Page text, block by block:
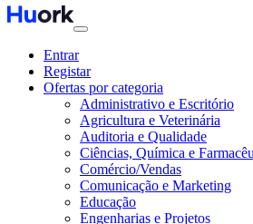
Entrar
Registar
Ofertas por categoria
Administrativo e Escritório
Agricultura e Veterinária
Auditoria e Qualidade
Ciências, Química e
Comércio/Vendas
Comunicação e Marketing
Educação
Engenharias e Projetos